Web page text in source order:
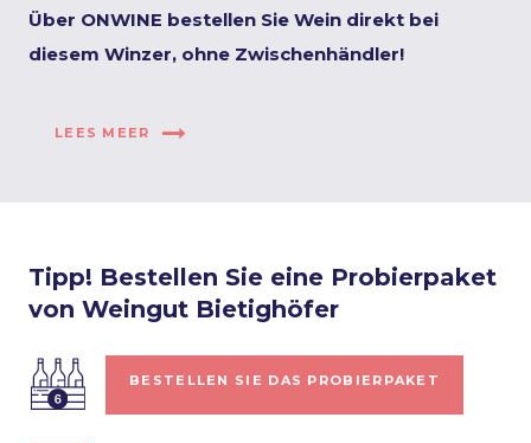
Über ONWINE bestellen Sie Wein direkt bei
diesem Winzer, ohne Zwischenhändler!
LEES MEER
Tipp! Bestellen Sie eine Probierpaket
von Weingut Bietighöfer
BESTELLEN SIE DAS PROBIERPAKET